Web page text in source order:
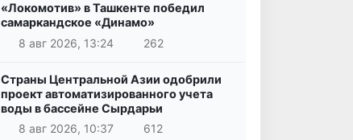
«Локомотив» в Ташкенте победил
самаркандское «Динамо»
8 авг 2026, 13:24
262
Страны Центральной Азии одобрили
проект автоматизированного учета
воды в бассейне Сырдарьи
8 авг 2026, 10:37
612